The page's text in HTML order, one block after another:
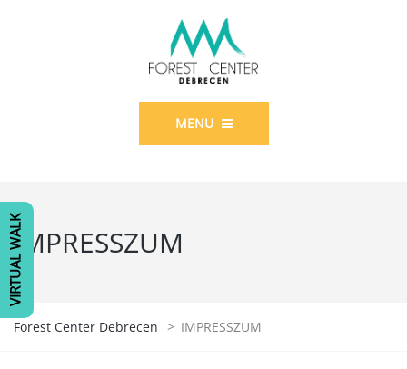
MENU
IMPRESSZUM
Forest Center Debrecen > IMPRESSZUM
VIRTUAL WALK